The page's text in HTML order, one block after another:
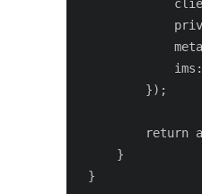
         });
return
     }